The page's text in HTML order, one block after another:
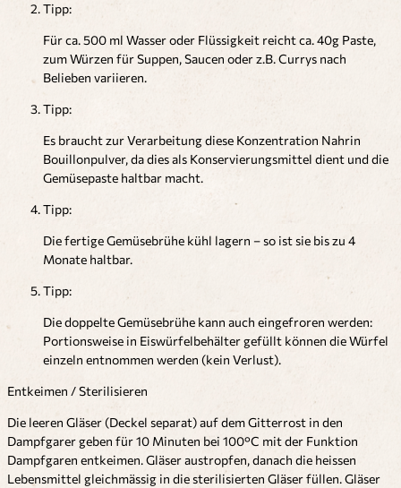
Tipp:
Für ca. 500 ml Wasser oder Flüssigkeit reicht ca. 40g Paste,
zum Würzen für Suppen, Saucen oder z.B. Currys nach
Belieben variieren.
Tipp:
Es braucht zur Verarbeitung diese Konzentration Nahrin
Bouillonpulver, da dies als Konservierungsmittel dient und die
Gemüsepaste haltbar macht.
Tipp:
Die fertige Gemüsebrühe kühl lagern – so ist sie bis zu 4
Monate haltbar.
Tipp:
Die doppelte Gemüsebrühe kann auch eingefroren werden:
Portionsweise in Eiswürfelbehälter gefüllt können die Würfel
einzeln entnommen werden (kein Verlust).
Entkeimen / Sterilisieren
Die leeren Gläser (Deckel separat) auf dem Gitterrost in den
Dampfgarer geben für 10 Minuten bei 100°C mit der Funktion
Dampfgaren entkeimen. Gläser austropfen, danach die heissen
Lebensmittel gleichmässig in die sterilisierten Gläser füllen. Gläser